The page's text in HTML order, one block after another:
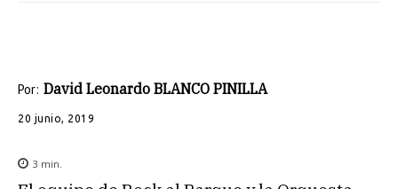
Por: David Leonardo BLANCO PINILLA
20 junio, 2019
3 min.